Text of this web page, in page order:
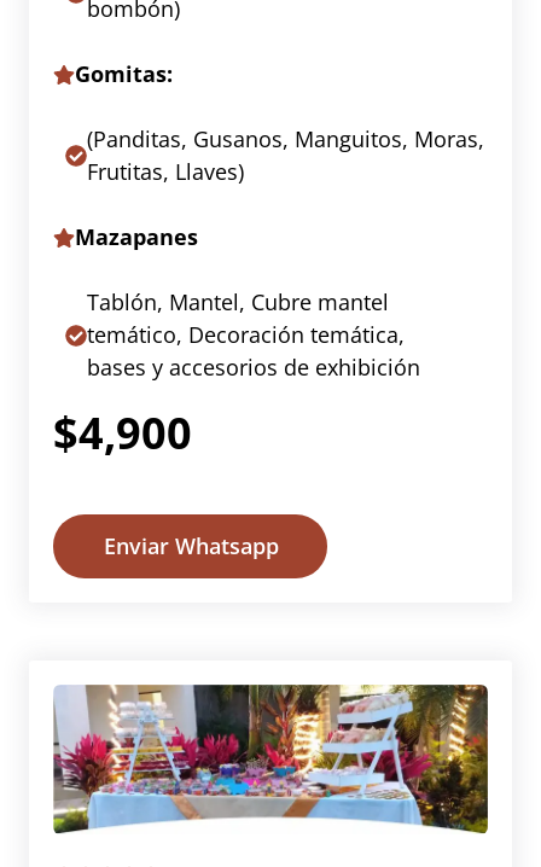
bombón)
Gomitas:
(Panditas, Gusanos, Manguitos, Moras,
Frutitas, Llaves)
Mazapanes
Tablón, Mantel, Cubre mantel
temático, Decoración temática,
bases y accesorios de exhibición
$4,900
Enviar Whatsapp